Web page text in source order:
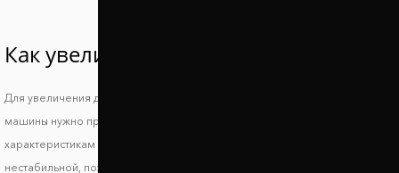
Как увеличить клиренс Fiat Brava?
Для увеличения дорожного просвета и сохранения устойчивости
машины нужно правильно подобрать подходящие по техническим
характеристикам проставки. Слишком большой просвет делает машину
нестабильной, поэтому повышается риск опрокидывания, а низкие